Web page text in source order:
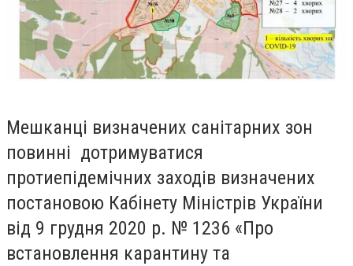
Мешканці визначених санітарних зон
повинні дотримуватися
протиепідемічних заходів визначених
постановою Кабінету Міністрів України
від 9 грудня 2020 р. № 1236 «Про
встановлення карантину та